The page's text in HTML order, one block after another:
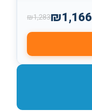
₪1,166
₪1,283